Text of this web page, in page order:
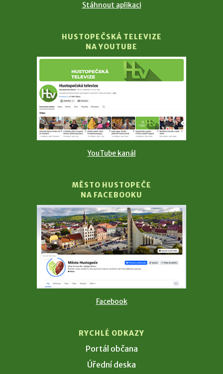
Stáhnout aplikaci
HUSTOPEČSKÁ TELEVIZE
NA YOUTUBE
YouTube kanál
MĚSTO HUSTOPEČE
NA FACEBOOKU
Facebook
RYCHLÉ ODKAZY
Portál občana
Úřední deska